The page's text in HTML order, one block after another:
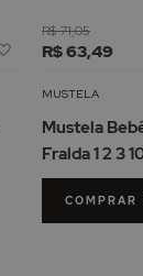
Adicionar
Lista
Desejos
R$ 63,49
R$ 71,05
MUSTELA
Mustela
Fralda 1 2 3
COMPRAR